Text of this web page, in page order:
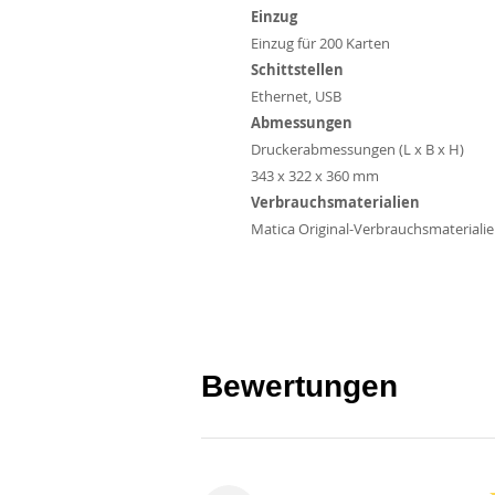
Einzug
Einzug für 200 Karten
Schittstellen
Ethernet, USB
Abmessungen
Druckerabmessungen (L x B x H)
343 x 322 x 360 mm
Verbrauchsmaterialien
Matica Original-
Bewertungen